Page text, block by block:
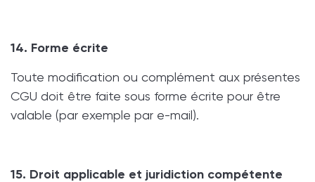
14. Forme écrite
Toute modification ou complément aux présentes
CGU doit être faite sous forme écrite pour être
valable (par exemple par e-mail).
15. Droit applicable et juridiction compétente